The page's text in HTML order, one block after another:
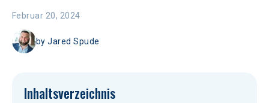
Februar 20, 2024
byJared Spude
Inhaltsverzeichnis